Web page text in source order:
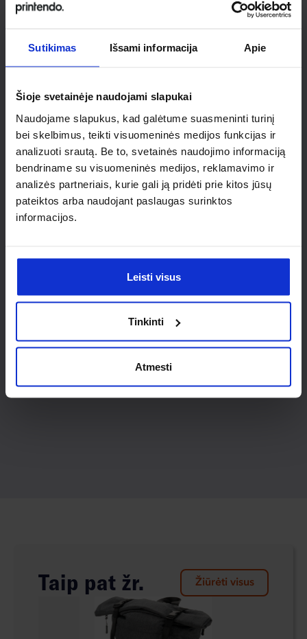
Sutikimas Išsami informacija Apie
Šioje svetainėje naudojami slapukai
Naudojame slapukus, kad galėtume suasmeninti turinį
bei skelbimus, teikti visuomeninės medijos funkcijas ir
analizuoti srautą. Be to, svetainės naudojimo informaciją
bendriname su visuomeninės medijos, reklamavimo ir
analizės partneriais, kurie gali ją pridėti prie kitos jūsų
pateiktos arba naudojant paslaugas surinktos
informacijos.
Leisti visus
Tinkinti
Atmesti
Ieškai
individualaus
sprendimo?
Susisiek su mumis dėl
nestandartinio produkto aptarimo.
Susisiekti
Taip pat žr. Žiūrėti visus